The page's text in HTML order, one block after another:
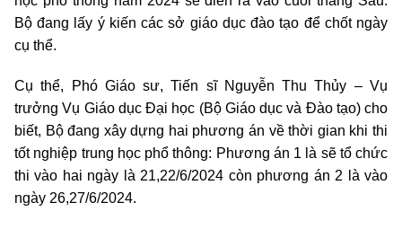
Bộ đang lấy ý kiến các sở giáo dục đào tạo để chốt ngày
cụ thể.
Cụ thể, Phó Giáo sư, Tiến sĩ Nguyễn Thu Thủy – Vụ
trưởng Vụ Giáo dục Đại học (Bộ Giáo dục và Đào tạo) cho
biết, Bộ đang xây dựng hai phương án về thời gian khi thi
tốt nghiệp trung học phổ thông: Phương án 1 là sẽ tổ chức
thi vào hai ngày là 21,22/6/2024 còn phương án 2 là vào
ngày 26,27/6/2024.